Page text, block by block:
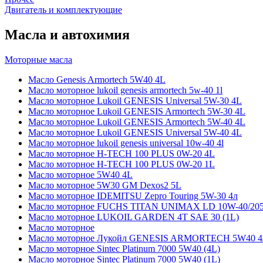
Двигатель и комплектующие
Масла и автохимия
Моторные масла
Масло Genesis Armortech 5W40 4L
Масло моторное lukoil genesis armortech 5w-40 1l
Масло моторное Lukoil GENESIS Universal 5W-30 4L
Масло моторное Lukoil GENESIS Armortech 5W-30 4L
Масло моторное Lukoil GENESIS Armortech 5W-40 4L
Масло моторное Lukoil GENESIS Universal 5W-40 4L
Масло моторное lukoil genesis universal 10w-40 4l
Масло моторное H-TECH 100 PLUS 0W-20 4L
Масло моторное H-TECH 100 PLUS 0W-20 1L
Масло моторное 5W40 4L
Масло моторное 5W30 GM Dexos2 5L
Масло моторное IDEMITSU Zepro Touring 5W-30 4л
Масло моторное FUCHS TITAN UNIMAX LD 10W-40/
Масло моторное LUKOIL GARDEN 4Т SAE 30 (1L)
Масло моторное
Масло моторное Лукойл GENESIS ARMORTECH 5W40
Масло моторное Sintec Platinum 7000 5W40 (4L)
Масло моторное Sintec Platinum 7000 5W40 (1L)